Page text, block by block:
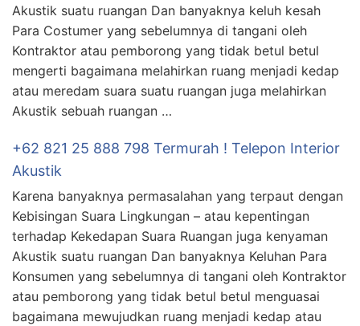
Akustik suatu ruangan Dan banyaknya keluh kesah
Para Costumer yang sebelumnya di tangani oleh
Kontraktor atau pemborong yang tidak betul betul
mengerti bagaimana melahirkan ruang menjadi kedap
atau meredam suara suatu ruangan juga melahirkan
Akustik sebuah ruangan …
+62 821 25 888 798 Termurah ! Telepon Interior
Akustik
Karena banyaknya permasalahan yang terpaut dengan
Kebisingan Suara Lingkungan – atau kepentingan
terhadap Kekedapan Suara Ruangan juga kenyaman
Akustik suatu ruangan Dan banyaknya Keluhan Para
Konsumen yang sebelumnya di tangani oleh Kontraktor
atau pemborong yang tidak betul betul menguasai
bagaimana mewujudkan ruang menjadi kedap atau